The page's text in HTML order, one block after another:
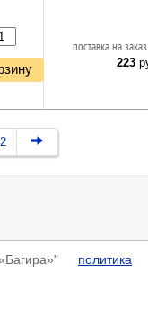
поставка на
223
2
политика